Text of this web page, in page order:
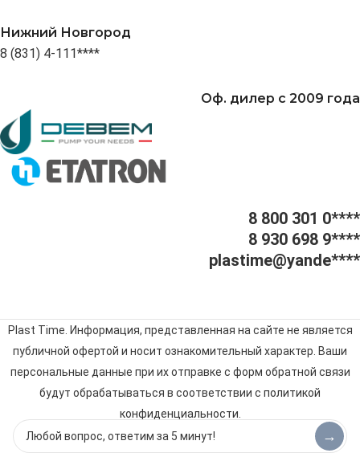
Нижний Новгород
8 (831) 4-111****
Оф. дилер с 2009 года
8 800 301 0****
8 930 698 9****
plastime@yande****
Plast Time. Информация, представленная на сайте не является
публичной офертой и носит ознакомительный характер. Ваши
персональные данные при их отправке с форм обратной связи
будут обрабатываться в соответствии с политикой
конфиденциальности
→